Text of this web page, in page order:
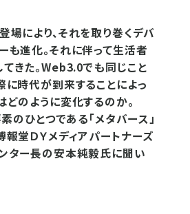
場により、それを取り巻くデバ
も進化。それに伴って生活者
きた。Web3.0でも同じこと
に時代が到来することによっ
どのように変化するのか。
ひとつである「メタバース」
報堂ＤＹメディアパートナーズ
ター長の安本純毅氏に聞い